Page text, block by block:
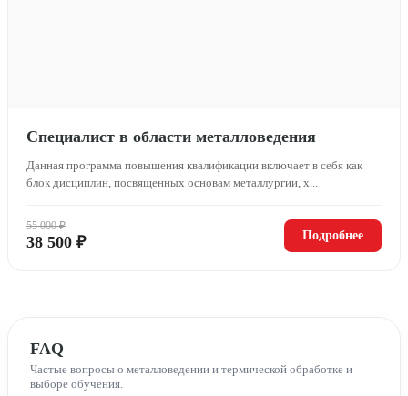
Специалист в области металловедения
Данная программа повышения квалификации включает в себя как
блок дисциплин, посвященных основам металлургии, х...
55 000 ₽
38 500 ₽ Подробнее
FAQ
Частые вопросы о металловедении и термической обработке и
выборе обучения.